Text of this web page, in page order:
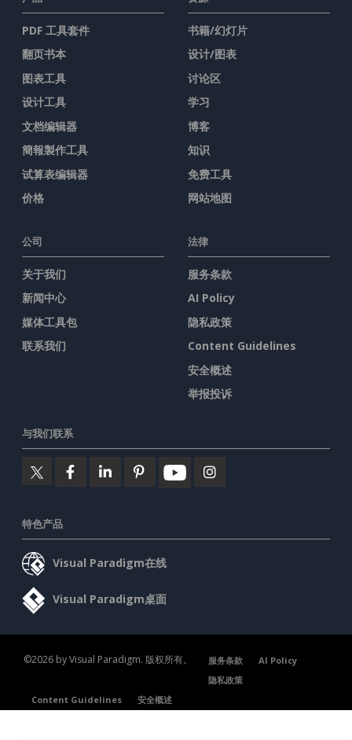
PDF 工具套件
翻页书本
图表工具
设计工具
文档编辑器
簡報製作工具
试算表编辑器
价格
书籍/幻灯片
设计/图表
讨论区
学习
博客
知识
免费工具
网站地图
公司
关于我们
新闻中心
媒体工具包
联系我们
法律
服务条款
AI Policy
隐私政策
Content Guidelines
安全概述
举报投诉
与我们联系
特色产品
Visual Paradigm在线
Visual Paradigm桌面
©2026 by Visual Paradigm. 版权所有。 服务条款
AI Policy
隐私政策
Content Guidelines
安全概述